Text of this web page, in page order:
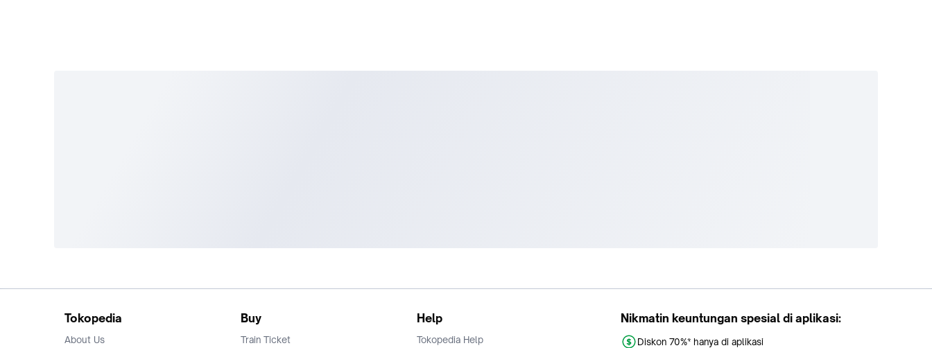
Tokopedia
About Us
Buy
Train Ticket
Help
Tokopedia Help
Nikmatin keuntungan spesial di aplikasi:
Diskon 70%* hanya di aplikasi